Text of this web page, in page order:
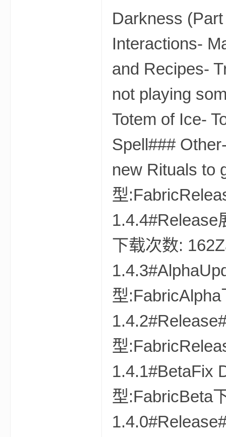
Darkness
Interactions-
and Recipes-
not playing
Totem of Ice-
Spell###
new Rituals to
型
1.4.4#Release
下载次数:
型
型
1.4.1#BetaFix
型:FabricBeta